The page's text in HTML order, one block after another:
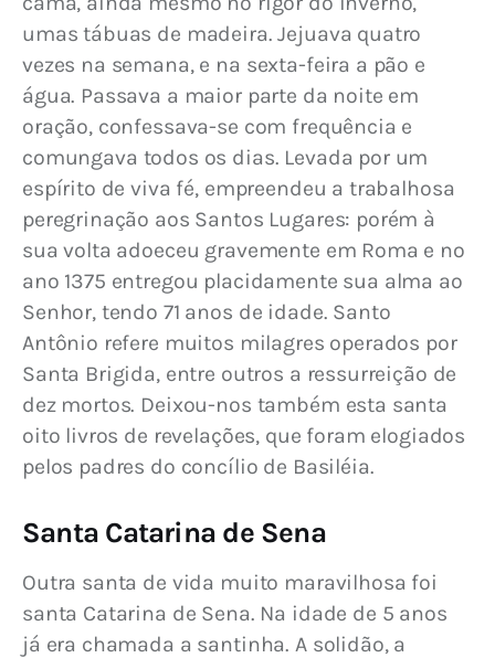
umas tábuas de madeira. Jejuava quatro
vezes na semana, e na sexta-feira a pão e
água. Passava a maior parte da noite em
oração, confessava-se com frequência e
comungava todos os dias. Levada por um
espírito de viva fé, empreendeu a trabalhosa
peregrinação aos Santos Lugares: porém à
sua volta adoeceu gravemente em Roma e no
ano 1375 entregou placidamente sua alma ao
Senhor, tendo 71 anos de idade. Santo
Antônio refere muitos milagres operados por
Santa Brigida, entre outros a ressurreição de
dez mortos. Deixou-nos também esta santa
oito livros de revelações, que foram elogiados
pelos padres do concílio de Basiléia.
Santa Catarina de Sena
Outra santa de vida muito maravilhosa foi
santa Catarina de Sena. Na idade de 5 anos
já era chamada a santinha. A solidão, a